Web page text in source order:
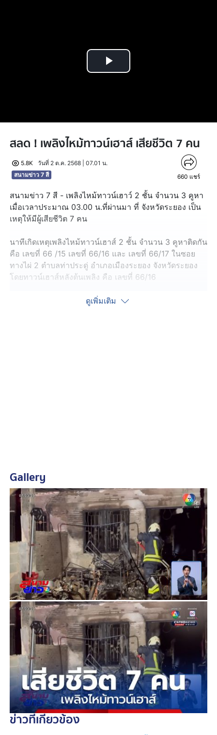
Play
สลด ! เพลิงไหม้ทาวน์เฮาส์ เสียชีวิต 7 คน
5.8K
วันที่ 2 ต.ค. 2568 | 07.01 น.
สนามข่าว 7 สี
660 แชร์
สนามข่าว 7 สี - เพลิงไหม้ทาวน์เฮาว์ 2 ชั้น จำนวน 3 คูหา
เมื่อเวลาประมาณ 03.00 น.ที่ผ่านมา ที่ จังหวัดระยอง เป็น
เหตุให้มีผู้เสียชีวิต 7 คน
นาทีเกิดเหตุเพลิงไหม้ทาวน์เฮาส์ 2 ชั้น จำนวน 3 คูหาติดกัน
คือ เลขที่ 66 /15 เลขที่ 66/16 และ เลขที่ 66/17 ในซอย
ทางไผ่ 2 ตำบลท่าประดู่ อำเภอเมืองระยอง จังหวัดระยอง
โดยทาวน์เฮาส์หลังต้นเพลิง คือ เลขที่ 66/16
จากนั้นเจ้าหน้าที่ดับเพลิงเทศบาลนครระยอง นำรถดับเพลิง
ลำเลียงร่างผู้เสียชีวิตออกจากที่เกิดเหตุ เพื่อส่งชันสูตรสาเหตุ
การเสียชีวิต
ดูเพิ่มเติม
Gallery
ข่าวที่เกี่ยวข้อง